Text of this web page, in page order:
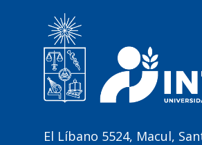
El Líbano 5524, Macul,